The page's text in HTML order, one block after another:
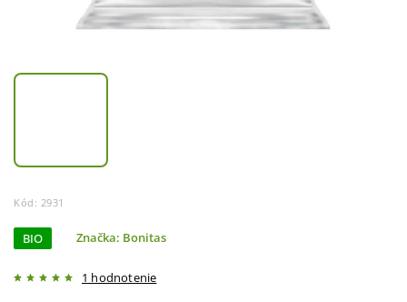
Kód: 2931
BIO
1 hodnotenie
Značka: Bonitas